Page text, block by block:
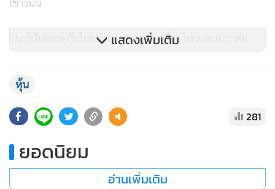
แนวโน้มตลาดหุ้นไทยช่วงบ่ายคาดว่าเคลื่อนไหวแดนบวกต่อ
และลุ้นโอกาสขึ้นไปทดสอบระดับ 1,200 จุด ซึ่งเป็นแนวต้าน
ส่วนหลักทรัพย์ที่มีมูลค่าการซื้อขายสูงสุด 5 หลักทรัพย์
AOT มูลค่าการซื้อขาย 4,253.29 ล้านบาท ปิดที่ 39.50 บาท
เพิ่มขึ้น 3.25 บาท
แสดงเพิ่มเติม
หุ้น
281
ยอดนิยม
อ่านเพิ่มเติม